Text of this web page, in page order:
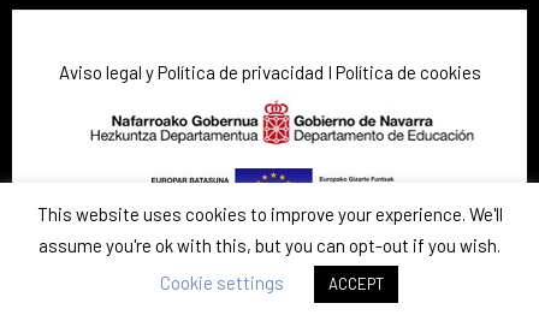
Aviso legal y Política de privacidad I Política de cookies
This website uses cookies to improve your experience. We'll
assume you're ok with this, but you can opt-out if you wish.
Cookie settings
ACCEPT